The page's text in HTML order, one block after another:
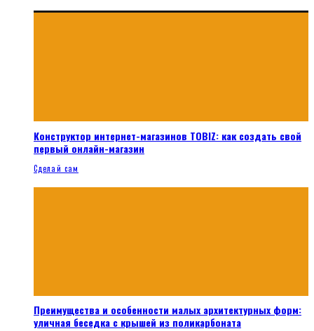
Конструктор интернет-магазинов TOBIZ: как создать свой
первый онлайн-магазин
Сделай сам
Преимущества и особенности малых архитектурных форм:
уличная беседка с крышей из поликарбоната